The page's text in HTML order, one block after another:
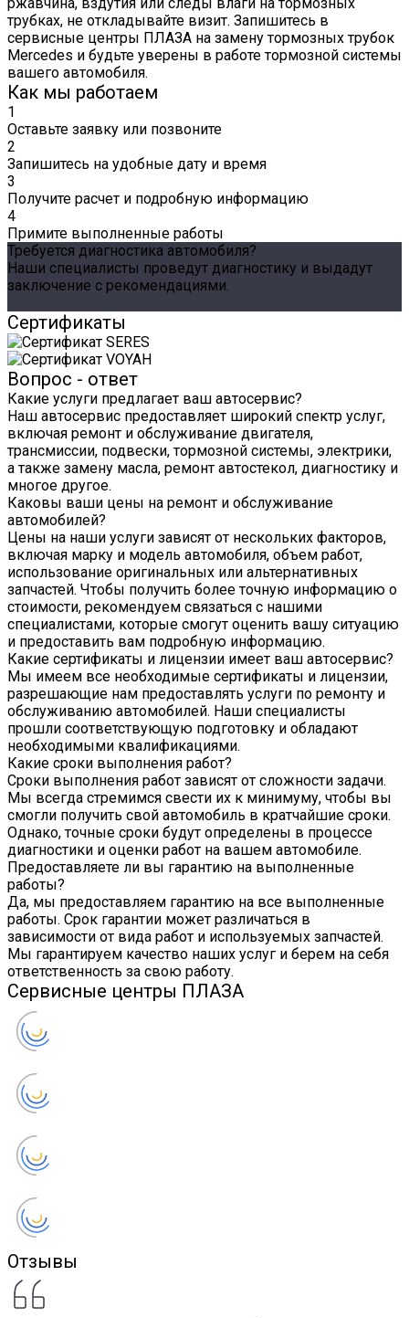
трубках, не откладывайте визит. Запишитесь в
сервисные центры ПЛАЗА на замену тормозных трубок
Mercedes и будьте уверены в работе тормозной системы
вашего автомобиля.
Как мы работаем
1
Оставьте заявку или позвоните
2
Запишитесь на удобные дату и время
3
Получите расчет и подробную информацию
4
Примите выполненные работы
Требуется диагностика автомобиля?
Наши специалисты проведут диагностику и выдадут
заключение с рекомендациями.
Сертификаты
Вопрос - ответ
Какие услуги предлагает ваш автосервис?
Наш автосервис предоставляет широкий спектр услуг,
включая ремонт и обслуживание двигателя,
трансмиссии, подвески, тормозной системы, электрики,
а также замену масла, ремонт автостекол, диагностику и
многое другое.
Каковы ваши цены на ремонт и обслуживание
автомобилей?
Цены на наши услуги зависят от нескольких факторов,
включая марку и модель автомобиля, объем работ,
использование оригинальных или альтернативных
запчастей. Чтобы получить более точную информацию о
стоимости, рекомендуем связаться с нашими
специалистами, которые смогут оценить вашу ситуацию
и предоставить вам подробную информацию.
Какие сертификаты и лицензии имеет ваш автосервис?
Мы имеем все необходимые сертификаты и лицензии,
разрешающие нам предоставлять услуги по ремонту и
обслуживанию автомобилей. Наши специалисты
прошли соответствующую подготовку и обладают
необходимыми квалификациями.
Какие сроки выполнения работ?
Сроки выполнения работ зависят от сложности задачи.
Мы всегда стремимся свести их к минимуму, чтобы вы
смогли получить свой автомобиль в кратчайшие сроки.
Однако, точные сроки будут определены в процессе
диагностики и оценки работ на вашем автомобиле.
Предоставляете ли вы гарантию на выполненные
работы?
Да, мы предоставляем гарантию на все выполненные
работы. Срок гарантии может различаться в
зависимости от вида работ и используемых запчастей.
Мы гарантируем качество наших услуг и берем на себя
ответственность за свою работу.
Сервисные центры ПЛАЗА
Отзывы